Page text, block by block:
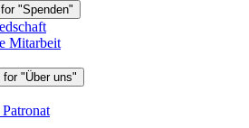
"Spenden"
Mitarbeit
for "Über uns"